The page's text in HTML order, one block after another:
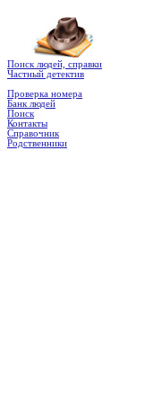
Поиск людей, справки
Частный детектив
Проверка номера
Банк людей
Поиск
Контакты
Справочник
Родственники